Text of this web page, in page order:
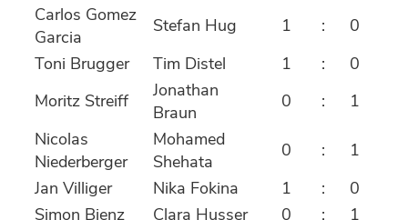
Carlos Gomez
Garcia
Stefan Hug 1 :
0
Toni Brugger
Tim Distel 1 :
0
Moritz Streiff
Jonathan
Braun
0 :
1
Nicolas
Niederberger
Mohamed
Shehata
0 :
1
Jan Villiger
Nika Fokina 1 :
0
Simon Bienz
Clara Husser 0 : 1